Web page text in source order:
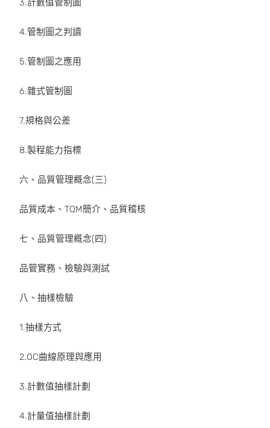
3.計數值管制圖
4.管制圖之判讀
5.管制圖之應用
6.雜式管制圖
7.規格與公差
8.製程能力指標
六、品質管理概念(三)
品質成本、TQM簡介、品質稽核
七、品質管理概念(四)
品管實務、檢驗與測試
八、抽樣檢驗
1.抽樣方式
2.OC曲線原理與應用
3.計數值抽樣計劃
4.計量值抽樣計劃